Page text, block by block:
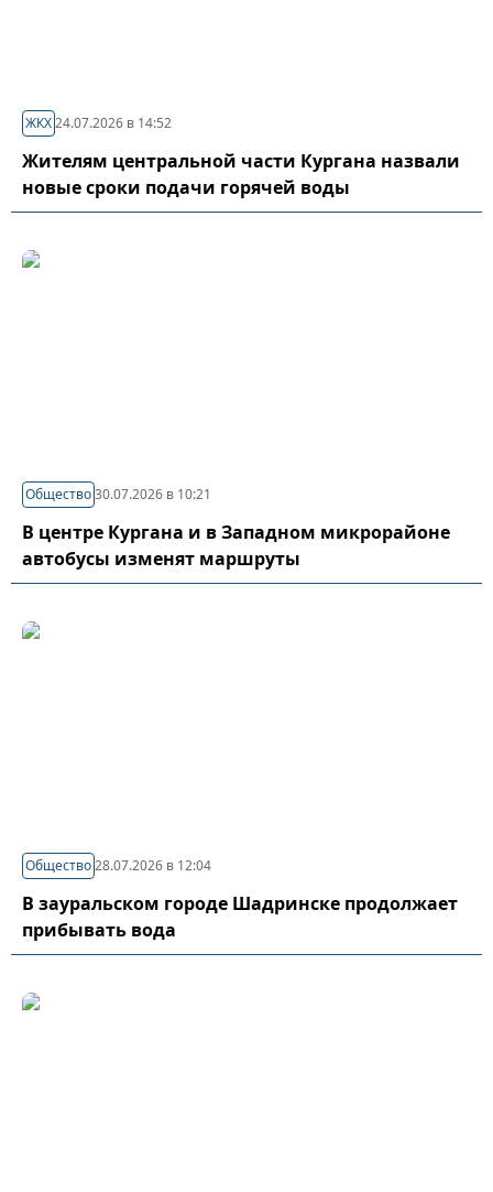
ЖКХ24.07.2026 в 14:52
Жителям центральной части Кургана назвали
новые сроки подачи горячей воды
Общество30.07.2026 в 10:21
В центре Кургана и в Западном микрорайоне
автобусы изменят маршруты
Общество28.07.2026 в 12:04
В зауральском городе Шадринске продолжает
прибывать вода